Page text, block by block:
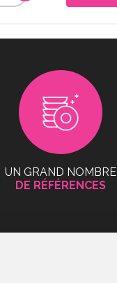
UN GRAND NOMBRE
DE RÉFÉRENCES